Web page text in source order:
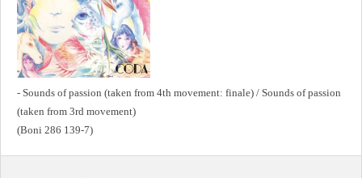
- Sounds of passion (taken from 4th movement: finale) / Sounds of passion
(taken from 3rd movement)
(Boni 286 139-7)